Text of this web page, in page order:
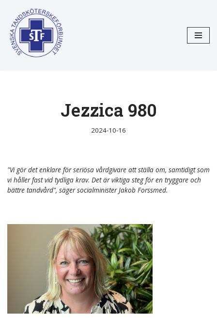
Hoppa
till
innehåll
Jezzica 980
2024-10-16
"Vi gör det enklare för seriösa vårdgivare att ställa om, samtidigt som
vi håller fast vid tydliga krav. Det är viktiga steg för en tryggare och
bättre tandvård", säger socialminister Jakob Forssmed.